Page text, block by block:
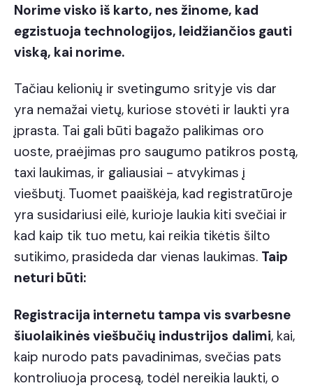
Norime visko iš karto, nes žinome, kad
egzistuoja technologijos, leidžiančios gauti
viską, kai norime.
Tačiau kelionių ir svetingumo srityje vis dar
yra nemažai vietų, kuriose stovėti ir laukti yra
įprasta. Tai gali būti bagažo palikimas oro
uoste, praėjimas pro saugumo patikros postą,
taxi laukimas, ir galiausiai - atvykimas į
viešbutį. Tuomet paaiškėja, kad registratūroje
yra susidariusi eilė, kurioje laukia kiti svečiai ir
kad kaip tik tuo metu, kai reikia tikėtis šilto
sutikimo, prasideda dar vienas laukimas. Taip
neturi būti:
Registracija internetu tampa vis svarbesne
šiuolaikinės viešbučių industrijos dalimi, kai,
kaip nurodo pats pavadinimas, svečias pats
kontroliuoja procesą, todėl nereikia laukti, o